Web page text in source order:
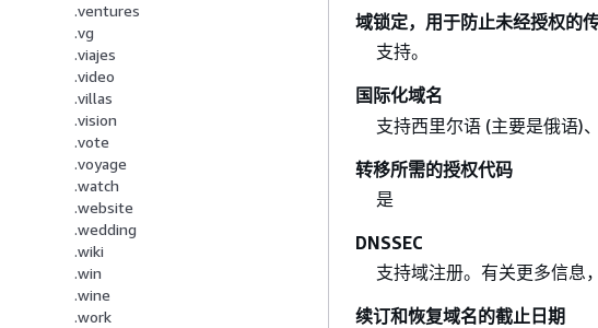
.ventures
.vg
.viajes
.video
.villas
.vision
.vote
.voyage
.watch
.website
.wedding
.wiki
.win
.wine
.work
域锁定，用于防止未经授权的
支持。
国际化域名
支持西里尔语 (主要是俄语)
转移所需的授权代码
是
DNSSEC
支持域注册。有关更多信息
续订和恢复域名的截止日期